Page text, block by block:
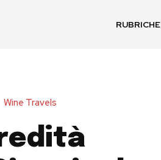
RUBRICHE
Wine Travels